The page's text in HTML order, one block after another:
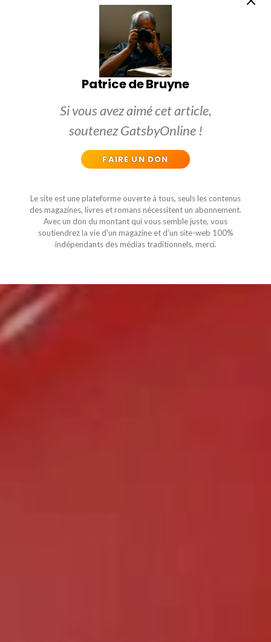
Patrice de Bruyne
Si vous avez aimé cet article,
soutenez GatsbyOnline !
FAIRE UN DON
Le site est une plateforme ouverte à tous, seuls les contenus
des magazines, livres et romans nécessitent un abonnement.
Avec un don du montant qui vous semble juste, vous
soutiendrez la vie d'un magazine et d'un site-web 100%
indépendants des médias traditionnels, merci.